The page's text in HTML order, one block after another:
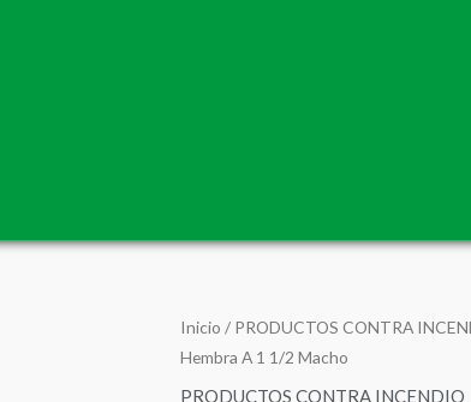
Inicio / PRODUCTOS CONTRA
Hembra A 1 1/2 Macho
PRODUCTOS CONTRA INCENDIO